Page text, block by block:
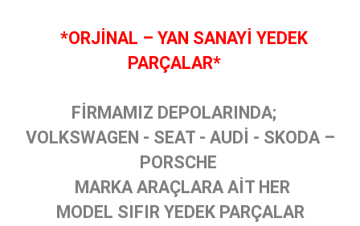
*ORJİNAL – YAN SANAYİ YEDEK
PARÇALAR*
FİRMAMIZ DEPOLARINDA;
VOLKSWAGEN - SEAT - AUDİ - SKODA –
PORSCHE
MARKA ARAÇLARA AİT HER
MODEL SIFIR YEDEK PARÇALAR